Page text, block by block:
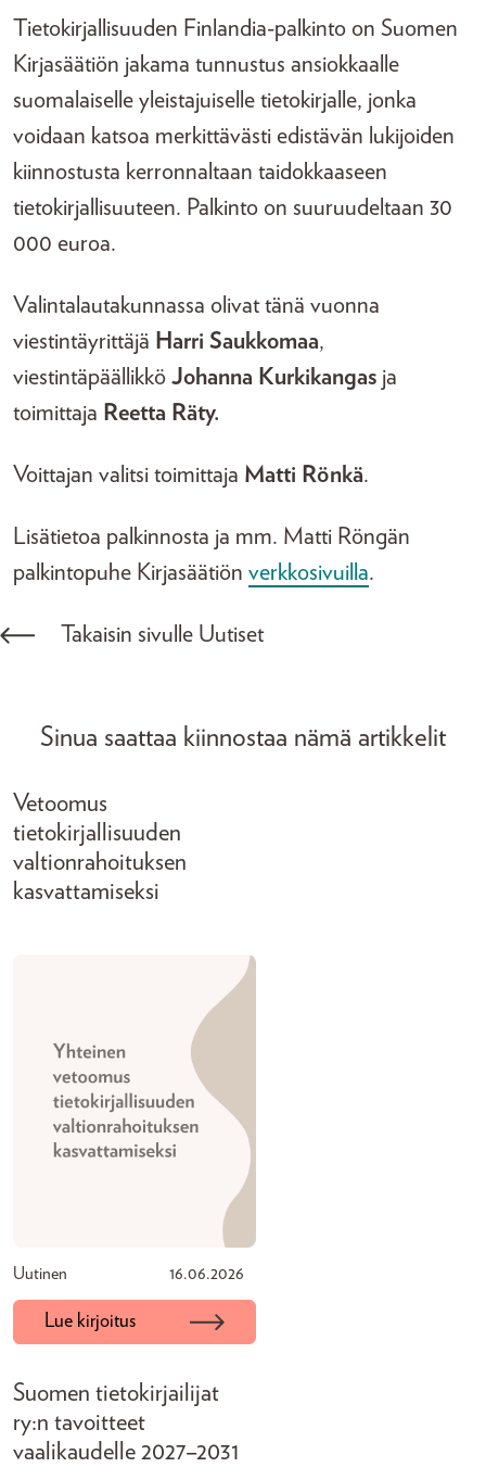
Tietokirjallisuuden Finlandia-palkinto on Suomen
Kirjasäätiön jakama tunnustus ansiokkaalle
suomalaiselle yleistajuiselle tietokirjalle, jonka
voidaan katsoa merkittävästi edistävän lukijoiden
kiinnostusta kerronnaltaan taidokkaaseen
tietokirjallisuuteen. Palkinto on suuruudeltaan 30
000 euroa.
Valintalautakunnassa olivat tänä vuonna
viestintäyrittäjä Harri Saukkomaa,
viestintäpäällikkö Johanna Kurkikangas ja
toimittaja Reetta Räty.
Voittajan valitsi toimittaja Matti Rönkä.
Lisätietoa palkinnosta ja mm. Matti Röngän
palkintopuhe Kirjasäätiön verkkosivuilla.
Takaisin sivulle Uutiset
Sinua saattaa kiinnostaa nämä artikkelit
Vetoomus
tietokirjallisuuden
valtionrahoituksen
kasvattamiseksi
Uutinen 16.06.2026
Lue kirjoitus
Suomen tietokirjailijat
ry:n tavoitteet
vaalikaudelle 2027–2031